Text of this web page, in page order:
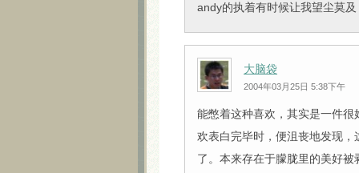
andy的执着有时候让我望尘莫及
大脑袋
2004年03月25日 5:38下午
能憋着这种喜欢，其实是一件
欢表白完毕时，便沮丧地发现
了。本来存在于朦胧里的美好